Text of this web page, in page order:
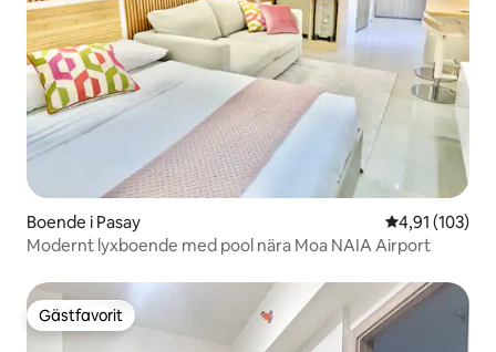
Boende i Pasay 4,91 av 5 i
4,91 (103)
Modernt lyxboende med pool nära Moa NAIA Airport
Gästfavorit
Gästfavorit